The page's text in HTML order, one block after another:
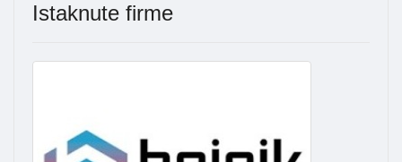
Istaknute firme